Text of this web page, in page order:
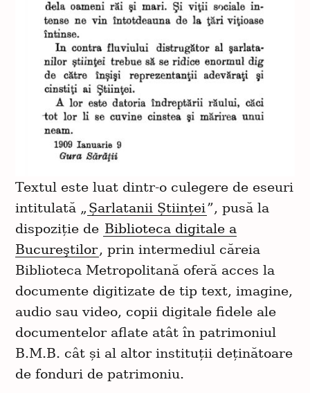
Textul este luat dintr-o culegere de eseuri
intitulată „ Șarlatanii Științei ”, pusă la
dispoziție de Biblioteca digitale a
Bucureştilor, prin intermediul căreia
Biblioteca Metropolitană oferă acces la
documente digitizate de tip text, imagine,
audio sau video, copii digitale fidele ale
documentelor aflate atât în patrimoniul
B.M.B. cât și al altor instituții deținătoare
de fonduri de patrimoniu.